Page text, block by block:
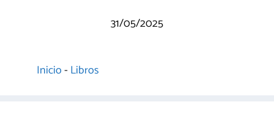
31/05/2025
Inicio-Libros